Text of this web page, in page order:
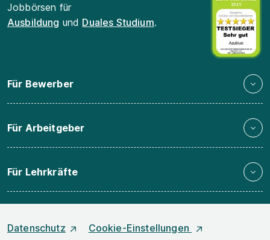
Jobbörsen für
Ausbildung und Duales Studium.
Für Bewerber
Für Arbeitgeber
Für Lehrkräfte
Datenschutz Cookie-Einstellungen